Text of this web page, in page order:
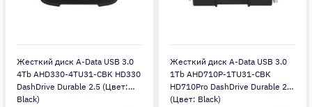
Жесткий диск A-Data USB 3.0
4Tb AHD330-4TU31-CBK HD330
DashDrive Durable 2.5 (Цвет:
Black)
Жесткий диск A-Data USB 3.0
1Tb AHD710P-1TU31-CBK
HD710Pro DashDrive Durable 2.5
(Цвет: Black)